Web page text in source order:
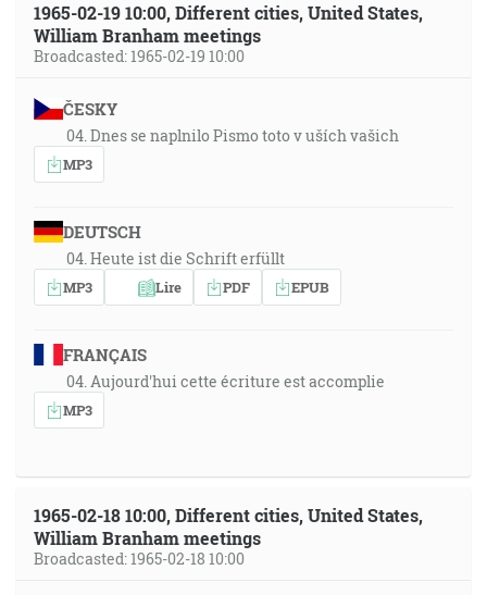
1965-02-19 10:00, Different cities, United States,
William Branham meetings
Broadcasted: 1965-02-19 10:00
ČESKY
04. Dnes se naplnilo Pismo toto v uších vašich
MP3
DEUTSCH
04. Heute ist die Schrift erfüllt
MP3 Lire PDF EPUB
FRANÇAIS
04. Aujourd'hui cette écriture est accomplie
MP3
1965-02-18 10:00, Different cities, United States,
William Branham meetings
Broadcasted: 1965-02-18 10:00